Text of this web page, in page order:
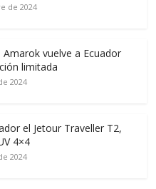
de 2024
Amarok vuelve a Ecuador
limitada
2024
el Jetour Traveller T2,
4×4
2024